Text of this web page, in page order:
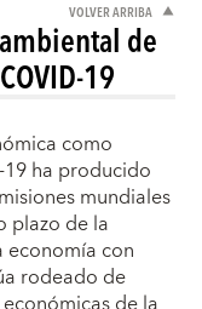
VOLVER ARRIBA
de
19
como
ha producido
mundiales
plazo de la
economía con
rodeado de